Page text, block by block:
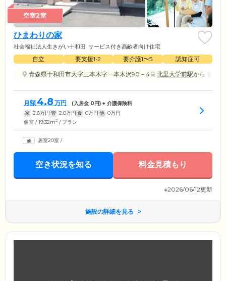
空室2室
ひまわりの家
社会福祉法人生きがい十和田 サービス付き高齢者向け住宅
自立 要支援1•2 要介護1〜5
認知症可
青森県十和田市大字三本木字一本木沢90－4
北里大学前駅から 徒歩16
月額 4.8 万円 (入居金 0円) + 介護保険料
家 2.8万円 管 2.0万円 食 0万円 他 0万円
個室 / 19.32m2 / プラン
居室20室 /
空き状況を知る 料金見積もり
※2026/06/12更新
施設の詳細を見る